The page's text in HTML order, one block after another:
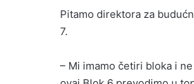
Pitamo direktora za
7.
– Mi imamo četiri bloka i